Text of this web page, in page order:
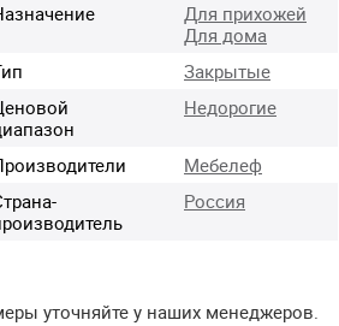
Для прихожей
Для дома
Закрытые
Недорогие
Мебелеф
Россия
уточняйте у наших менеджеров.